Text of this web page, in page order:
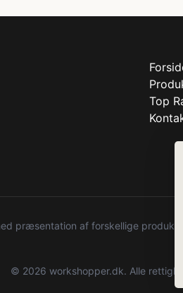
Top
præsentation af forskellige
© 2026 workshopper.dk. Alle